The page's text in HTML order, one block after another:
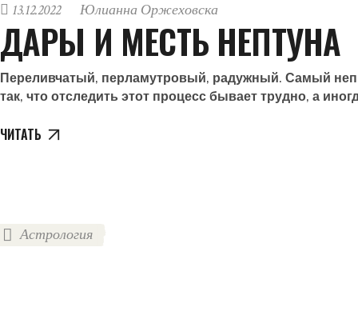
13.12.2022 Юлианна Оржеховска
ДАРЫ И МЕСТЬ НЕПТУНА
Переливчатый, перламутровый, радужный. Самый
так, что отследить этот процесс бывает трудно, а
ЧИТАТЬ
Астрология